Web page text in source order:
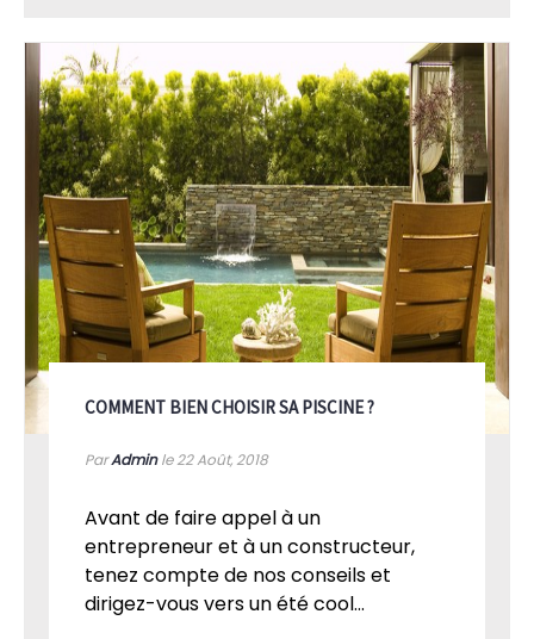
COMMENT BIEN CHOISIR SA PISCINE ?
ParAdminle 22Août, 2018
Avant de faire appel à un
entrepreneur et à un constructeur,
tenez compte de nos conseils et
dirigez-vous vers un été cool...